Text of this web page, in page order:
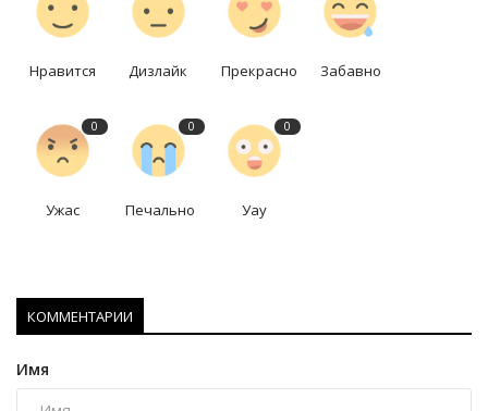
Нравится Дизлайк Прекрасно Забавно
0
Ужас
0
Печально
0
Уау
КОММЕНТАРИИ
Имя